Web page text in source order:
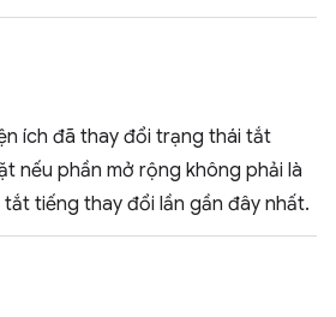
ích đã thay đổi trạng thái tắt
nếu phần mở rộng không phải là
tiếng thay đổi lần gần đây nhất.